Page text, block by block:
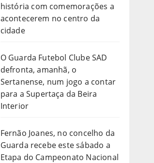
história com comemorações a
acontecerem no centro da
cidade
O Guarda Futebol Clube SAD
defronta, amanhã, o
Sertanense, num jogo a contar
para a Supertaça da Beira
Interior
Fernão Joanes, no concelho da
Guarda recebe este sábado a
Etapa do Campeonato Nacional